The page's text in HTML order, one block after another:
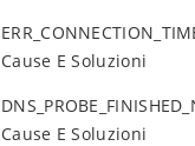
Cause E Soluzioni
Cause E Soluzioni